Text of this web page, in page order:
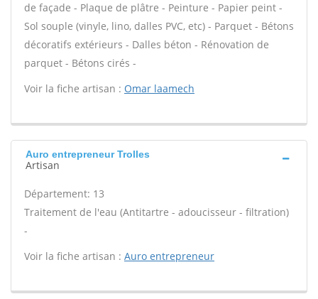
de façade - Plaque de plâtre - Peinture - Papier peint -
Sol souple (vinyle, lino, dalles PVC, etc) - Parquet - Bétons
décoratifs extérieurs - Dalles béton - Rénovation de
parquet - Bétons cirés -
Voir la fiche artisan : Omar laamech
Auro entrepreneur Trolles
Artisan
Département: 13
Traitement de l'eau (Antitartre - adoucisseur - filtration)
-
Voir la fiche artisan : Auro entrepreneur